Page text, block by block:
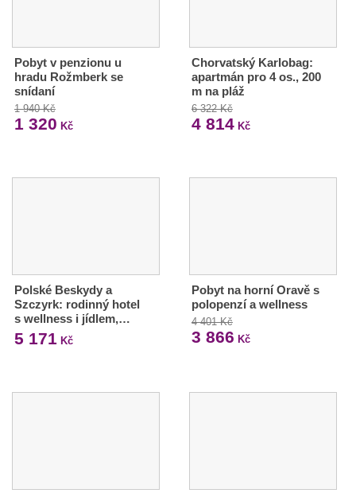
Pobyt v penzionu u
hradu Rožmberk se
snídaní
1 940 Kč
1 320 Kč
Chorvatský Karlobag:
apartmán pro 4 os., 200
m na pláž
6 322 Kč
4 814Kč
Polské Beskydy a
Szczyrk: rodinný hotel
s wellness i jídlem,…
5 171 Kč
Pobyt na horní Oravě s
polopenzí a wellness
4 401 Kč
3 866 Kč